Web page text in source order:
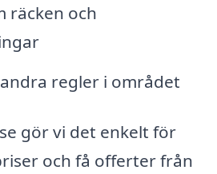
räcken och
regler i området
gör vi det enkelt för
och få offerter från